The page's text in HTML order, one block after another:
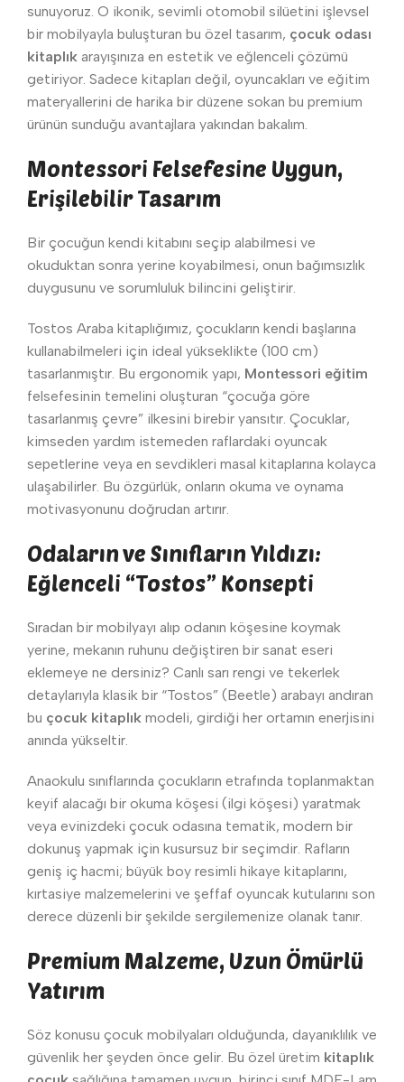
sunuyoruz. O ikonik, sevimli otomobil silüetini işlevsel
bir mobilyayla buluşturan bu özel tasarım, çocuk odası
kitaplık arayışınıza en estetik ve eğlenceli çözümü
getiriyor. Sadece kitapları değil, oyuncakları ve eğitim
materyallerini de harika bir düzene sokan bu premium
ürünün sunduğu avantajlara yakından bakalım.
Montessori Felsefesine Uygun,
Erişilebilir Tasarım
Bir çocuğun kendi kitabını seçip alabilmesi ve
okuduktan sonra yerine koyabilmesi, onun bağımsızlık
duygusunu ve sorumluluk bilincini geliştirir.
Tostos Araba kitaplığımız, çocukların kendi başlarına
kullanabilmeleri için ideal yükseklikte (100 cm)
tasarlanmıştır. Bu ergonomik yapı, Montessori eğitim
felsefesinin temelini oluşturan “çocuğa göre
tasarlanmış çevre” ilkesini birebir yansıtır. Çocuklar,
kimseden yardım istemeden raflardaki oyuncak
sepetlerine veya en sevdikleri masal kitaplarına kolayca
ulaşabilirler. Bu özgürlük, onların okuma ve oynama
motivasyonunu doğrudan artırır.
Odaların ve Sınıfların Yıldızı:
Eğlenceli “Tostos” Konsepti
Sıradan bir mobilyayı alıp odanın köşesine koymak
yerine, mekanın ruhunu değiştiren bir sanat eseri
eklemeye ne dersiniz? Canlı sarı rengi ve tekerlek
detaylarıyla klasik bir “Tostos” (Beetle) arabayı andıran
bu çocuk kitaplık modeli, girdiği her ortamın enerjisini
anında yükseltir.
Anaokulu sınıflarında çocukların etrafında toplanmaktan
keyif alacağı bir okuma köşesi (ilgi köşesi) yaratmak
veya evinizdeki çocuk odasına tematik, modern bir
dokunuş yapmak için kusursuz bir seçimdir. Rafların
geniş iç hacmi; büyük boy resimli hikaye kitaplarını,
kırtasiye malzemelerini ve şeffaf oyuncak kutularını son
derece düzenli bir şekilde sergilemenize olanak tanır.
Premium Malzeme, Uzun Ömürlü
Yatırım
Söz konusu çocuk mobilyaları olduğunda, dayanıklılık ve
güvenlik her şeyden önce gelir. Bu özel üretim kitaplık